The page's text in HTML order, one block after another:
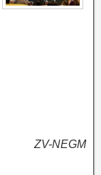
ZV-NEGM